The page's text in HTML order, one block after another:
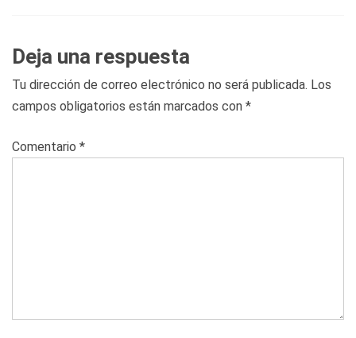
Deja una respuesta
Tu dirección de correo electrónico no será publicada. Los
campos obligatorios están marcados con *
Comentario *